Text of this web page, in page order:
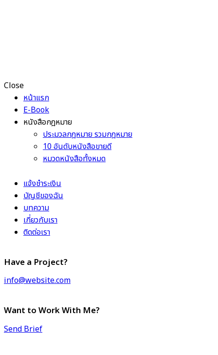
Close
หน้าแรก
E-Book
หนังสือกฎหมาย
ประมวลกฎหมาย รวมกฎหมาย
10 อันดับหนังสือขายดี
หมวดหนังสือทั้งหมด
แจ้งชำระเงิน
บัญชีของฉัน
บทความ
เกี่ยวกับเรา
ติดต่อเรา
Have a Project?
info@website.com
Want to Work With Me?
Send Brief